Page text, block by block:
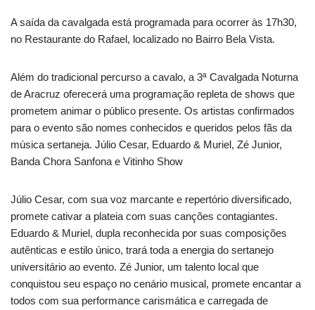
A saída da cavalgada está programada para ocorrer às 17h30,
no Restaurante do Rafael, localizado no Bairro Bela Vista.
Além do tradicional percurso a cavalo, a 3ª Cavalgada Noturna
de Aracruz oferecerá uma programação repleta de shows que
prometem animar o público presente. Os artistas confirmados
para o evento são nomes conhecidos e queridos pelos fãs da
música sertaneja. Júlio Cesar, Eduardo & Muriel, Zé Junior,
Banda Chora Sanfona e Vitinho Show
Júlio Cesar, com sua voz marcante e repertório diversificado,
promete cativar a plateia com suas canções contagiantes.
Eduardo & Muriel, dupla reconhecida por suas composições
autênticas e estilo único, trará toda a energia do sertanejo
universitário ao evento. Zé Junior, um talento local que
conquistou seu espaço no cenário musical, promete encantar a
todos com sua performance carismática e carregada de